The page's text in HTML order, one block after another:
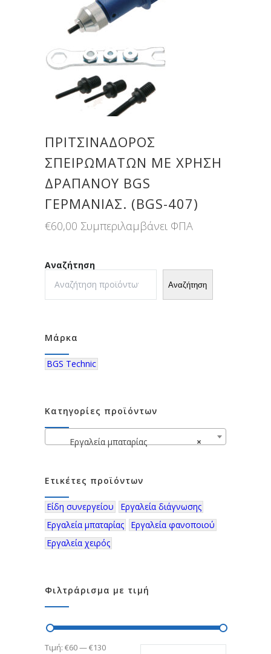
ΠΡΙΤΣΙΝΑΔΌΡΟΣ
ΣΠΕΙΡΩΜΆΤΩΝ ΜΕ ΧΡΉΣΗ
ΔΡΑΠΆΝΟΥ BGS
ΓΕΡΜΑΝΊΑΣ. (BGS-407)
€60,00 Συμπεριλαμβάνει ΦΠΑ
Αναζήτηση
Αναζήτηση
Μάρκα
BGS Technic
Κατηγορίες προϊόντων
×
Εργαλεία μπαταρίας
Ετικέτες προϊόντων
Είδη συνεργείου
Εργαλεία διάγνωσης
Εργαλεία μπαταρίας
Εργαλεία φανοποιού
Εργαλεία χειρός
Φιλτράρισμα με τιμή
Ελάχιστη
Μέγιστη
Τιμή: €60—€130